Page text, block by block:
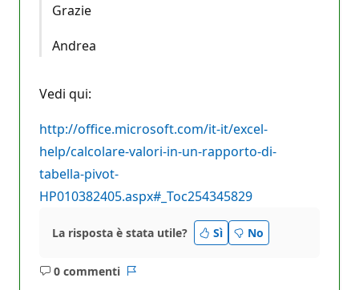
Grazie
Andrea
Vedi qui:
http://office.microsoft.com/it-it/excel-
help/calcolare-valori-in-un-rapporto-di-
tabella-pivot-
HP010382405.aspx#_Toc254345829
La risposta è stata utile? Sì No
0 commenti
Nessun